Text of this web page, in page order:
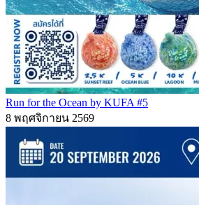
Run for the Ocean by KUFA #5
8 พฤศจิกายน 2569